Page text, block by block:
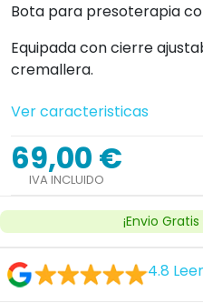
Bota para presoterapia
Equipada con cierre
cremallera.
Ver caracteristicas
69,00 €
IVA INCLUIDO
¡Envio
4.8